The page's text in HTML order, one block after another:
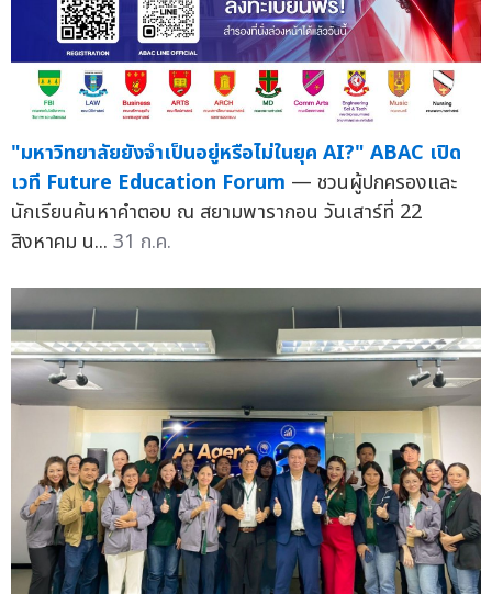
"มหาวิทยาลัยยังจำเป็นอยู่หรือไม่ในยุค AI?" ABAC เปิด
เวที Future Education Forum — ชวนผู้ปกครองและ
นักเรียนค้นหาคำตอบ ณ สยามพารากอน วันเสาร์ที่ 22
สิงหาคม น... 31 ก.ค.